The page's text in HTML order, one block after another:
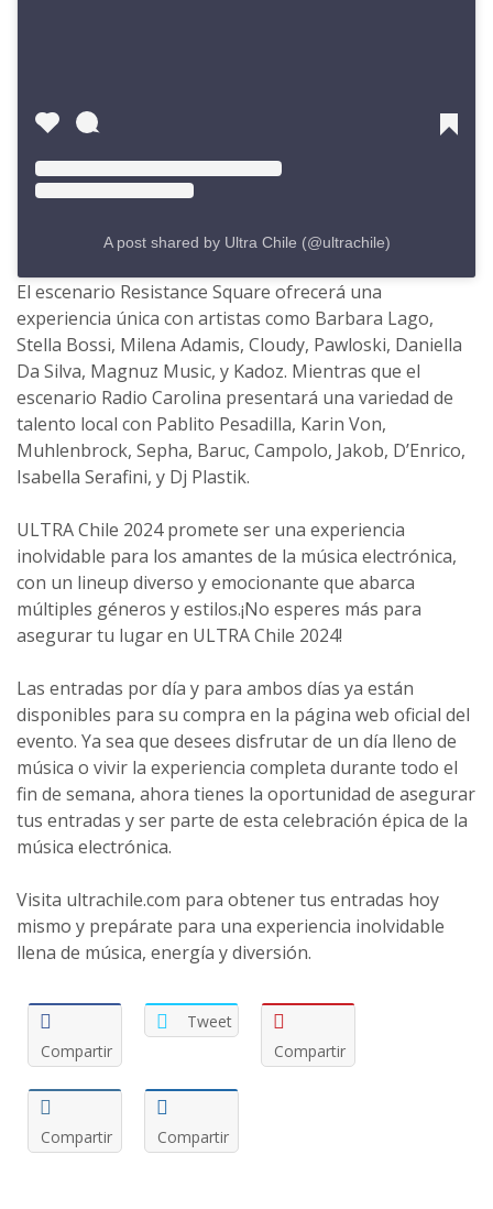
A post shared by Ultra Chile (@ultrachile)
El escenario Resistance Square ofrecerá una
experiencia única con artistas como Barbara Lago,
Stella Bossi, Milena Adamis, Cloudy, Pawloski, Daniella
Da Silva, Magnuz Music, y Kadoz. Mientras que el
escenario Radio Carolina presentará una variedad de
talento local con Pablito Pesadilla, Karin Von,
Muhlenbrock, Sepha, Baruc, Campolo, Jakob, D’Enrico,
Isabella Serafini, y Dj Plastik.
ULTRA Chile 2024 promete ser una experiencia
inolvidable para los amantes de la música electrónica,
con un lineup diverso y emocionante que abarca
múltiples géneros y estilos.¡No esperes más para
asegurar tu lugar en ULTRA Chile 2024!
Las entradas por día y para ambos días ya están
disponibles para su compra en la página web oficial del
evento. Ya sea que desees disfrutar de un día lleno de
música o vivir la experiencia completa durante todo el
fin de semana, ahora tienes la oportunidad de asegurar
tus entradas y ser parte de esta celebración épica de la
música electrónica.
Visita ultrachile.com para obtener tus entradas hoy
mismo y prepárate para una experiencia inolvidable
llena de música, energía y diversión.
Compartir
Tweet
Compartir
Compartir Compartir